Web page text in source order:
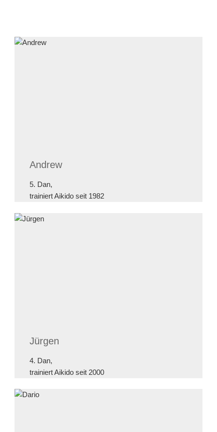
Andrew
5. Dan,
trainiert Aikido seit 1982
Jürgen
4. Dan,
trainiert Aikido seit 2000